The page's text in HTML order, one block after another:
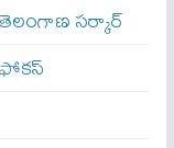
తెలంగాణ స‌ర్కార్